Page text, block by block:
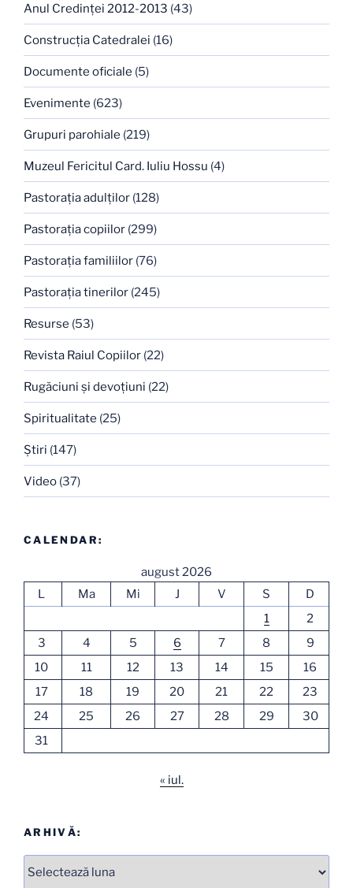
Anul Credinţei 2012-2013 (43)
Construcţia Catedralei (16)
Documente oficiale (5)
Evenimente (623)
Grupuri parohiale (219)
Muzeul Fericitul Card. Iuliu Hossu (4)
Pastoraţia adulţilor (128)
Pastoraţia copiilor (299)
Pastoraţia familiilor (76)
Pastoraţia tinerilor (245)
Resurse (53)
Revista Raiul Copiilor (22)
Rugăciuni şi devoţiuni (22)
Spiritualitate (25)
Ştiri (147)
Video (37)
CALENDAR:
august 2026
L
Ma Mi J V S
D
1
2
3
4 5 6 7 8
9
10
11 12 13 14 15
16
17
18 19 20 21 22
23
24
25 26 27 28 29
30
31
« iul.
ARHIVĂ:
Arhive